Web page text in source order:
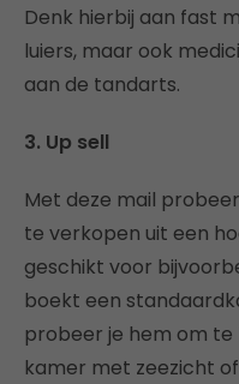
Denk hierbij aan fast
luiers, maar ook
aan de tandarts.
3. Up sell
Met deze mail
te verkopen uit een
geschikt voor
boekt een
probeer je hem om
kamer met zeezicht